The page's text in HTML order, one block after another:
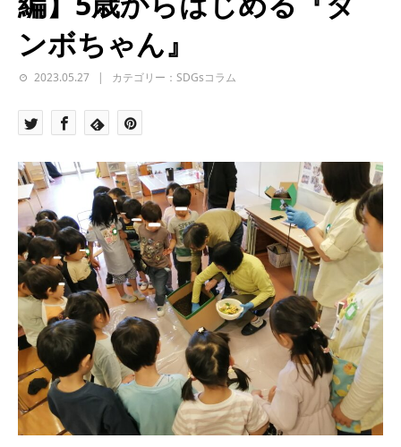
ンボちゃん』
2023.05.27 カテゴリー：SDGsコラム